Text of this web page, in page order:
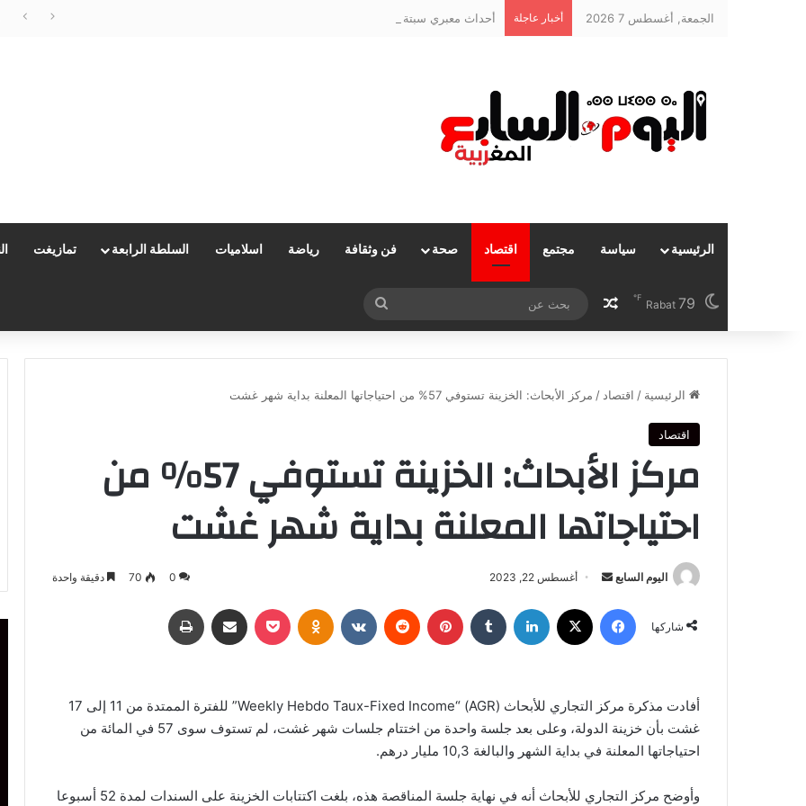
الجمعة, أغسطس 7 2026 أخبار عاجلة أحداث معبري سبتة ومليلية…وزارة الداخلية توضح
الرئيسية سياسة مجتمع اقتصاد صحة فن وثقافة رياضة اسلاميات السلطة الرابعة تمازيغت
Rabat 79
℉ مقال عشوائي
بحث
عن
الرئيسية / اقتصاد / مركز الأبحاث: الخزينة تستوفي 57% من احتياجاتها المعلنة بداية شهر غشت
اقتصاد
مركز الأبحاث: الخزينة تستوفي 57% من
احتياجاتها المعلنة بداية شهر غشت
اليوم السابع
أرسل
إلكترونيا
أغسطس 22, 2023 0
70 دقيقة واحدة
شاركها
فيسبوك لينكدإن بينتيريست Odnoklassniki
‫Pocket مشاركة عبر البريد
أفادت مذكرة مركز التجاري للأبحاث (AGR) “Weekly Hebdo Taux-Fixed Income” للفترة الممتدة من 11 إلى 17
غشت بأن خزينة الدولة، وعلى بعد جلسة واحدة من اختتام جلسات شهر غشت، لم تستوف سوى 57 في المائة من
احتياجاتها المعلنة في بداية الشهر والبالغة 10,3 مليار درهم.
وأوضح مركز التجاري للأبحاث أنه في نهاية جلسة المناقصة هذه، بلغت اكتتابات الخزينة على السندات لمدة 52 أسبوعا